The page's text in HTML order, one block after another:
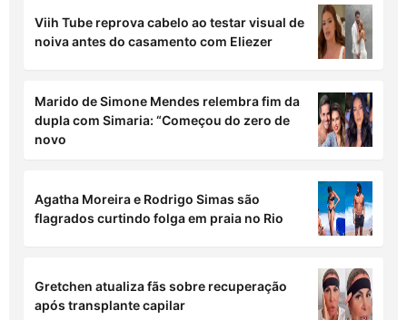
Viih Tube reprova cabelo ao testar visual de
noiva antes do casamento com Eliezer
Marido de Simone Mendes relembra fim da
dupla com Simaria: “Começou do zero de
novo
Agatha Moreira e Rodrigo Simas são
flagrados curtindo folga em praia no Rio
Gretchen atualiza fãs sobre recuperação
após transplante capilar